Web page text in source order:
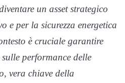
un asset strategico
e per la sicurezza energetica
è cruciale garantire
performance delle
vera chiave della